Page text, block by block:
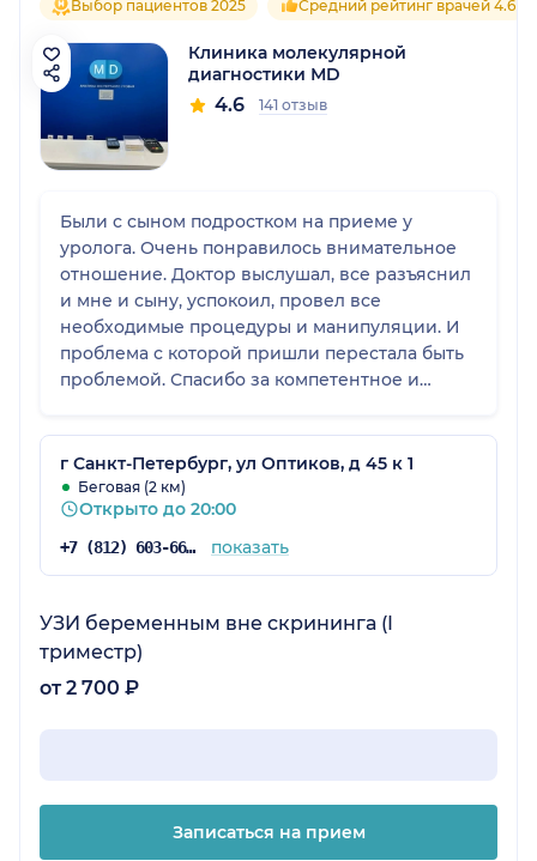
Выбор пациентов 2025 Средний рейтинг врачей 4.6
Клиника молекулярной
диагностики МD
4.6 141 отзыв
Были с сыном подростком на приеме у
уролога. Очень понравилось внимательное
отношение. Доктор выслушал, все разъяснил
и мне и сыну, успокоил, провел все
необходимые процедуры и манипуляции. И
проблема с которой пришли перестала быть
проблемой. Спасибо за компетентное и
клиника, где работают профессионалы с
человеческим отношением к пациентам.
г Санкт-Петербург, ул Оптиков, д 45 к 1
Беговая (2 км)
Открыто до 20:00
+7 (812) 603-66-04 показать
УЗИ беременным вне скрининга (I
триместр)
от 2 700 ₽
Записаться на прием